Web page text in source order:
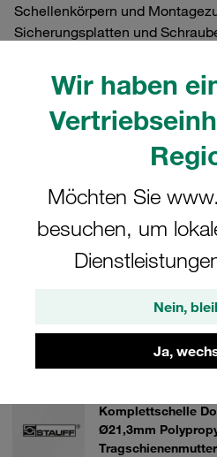
Wir haben
Möchten Sie
besuchen, um
Nein,
Ja,
Schellenkörpern und
Sicherungsplatten und
(Edelstahl) zur Nutzung in
des Typs TS.
Filter /
Komplett-Sets (Doppel-
Komplettschelle
Ø21,3mm